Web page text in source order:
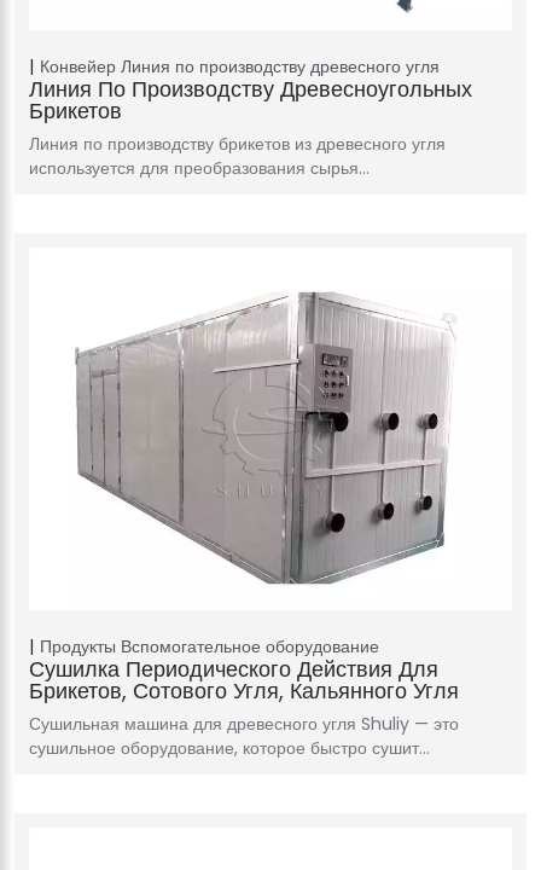
Конвейер Линия по производству древесного угля
Линия По Производству Древесноугольных
Брикетов
Линия по производству брикетов из древесного угля
используется для преобразования сырья…
Продукты Вспомогательное оборудование
Сушилка Периодического Действия Для
Брикетов, Сотового Угля, Кальянного Угля
Сушильная машина для древесного угля Shuliy — это
сушильное оборудование, которое быстро сушит…